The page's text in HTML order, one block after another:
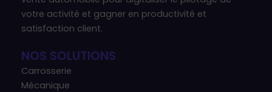
votre activité et gagner en productivité et
satisfaction client.
NOS SOLUTIONS
Carrosserie
Mécanique